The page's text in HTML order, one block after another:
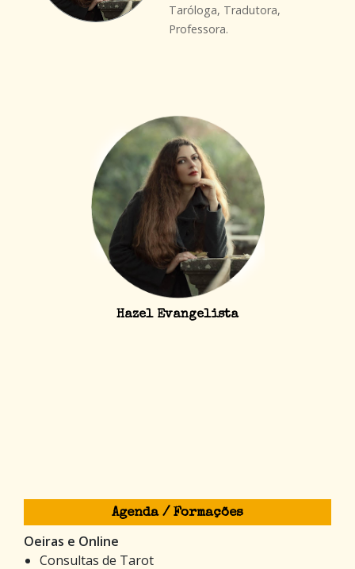
Taróloga, Tradutora,
Professora.
Hazel Evangelista
Agenda / Formações
Oeiras e Online
Consultas de Tarot